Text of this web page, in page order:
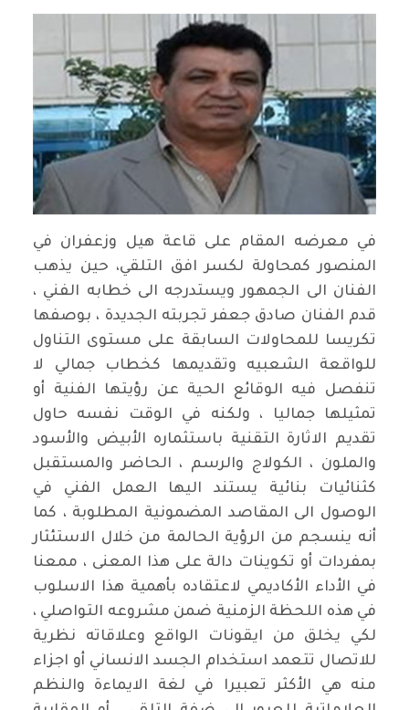
في معرضه المقام على قاعة هيل وزعفران في
المنصور كمحاولة لكسر افق التلقي، حين يذهب
الفنان الى الجمهور ويستدرجه الى خطابه الفني ،
قدم الفنان صادق جعفر تجربته الجديدة ، بوصفها
تكريسا للمحاولات السابقة على مستوى التناول
للواقعة الشعبيه وتقديمها كخطاب جمالي لا
تنفصل فيه الوقائع الحية عن رؤيتها الفنية أو
تمثيلها جماليا ، ولكنه في الوقت نفسه حاول
تقديم الاثارة التقنية باستثماره الأبيض والأسود
والملون ، الكولاج والرسم ، الحاضر والمستقبل
كثنائيات بنائية يستند اليها العمل الفني في
الوصول الى المقاصد المضمونية المطلوبة ، كما
أنه ينسجم من الرؤية الحالمة من خلال الاستئثار
بمفردات أو تكوينات دالة على هذا المعنى ، ممعنا
في الأداء الأكاديمي لاعتقاده بأهمية هذا الاسلوب
في هذه اللحظة الزمنية ضمن مشروعه التواصلي ،
لكي يخلق من ايقونات الواقع وعلاقاته نظرية
للاتصال تتعمد استخدام الجسد الانساني أو اجزاء
منه هي الأكثر تعبيرا في لغة الايماءة والنظم